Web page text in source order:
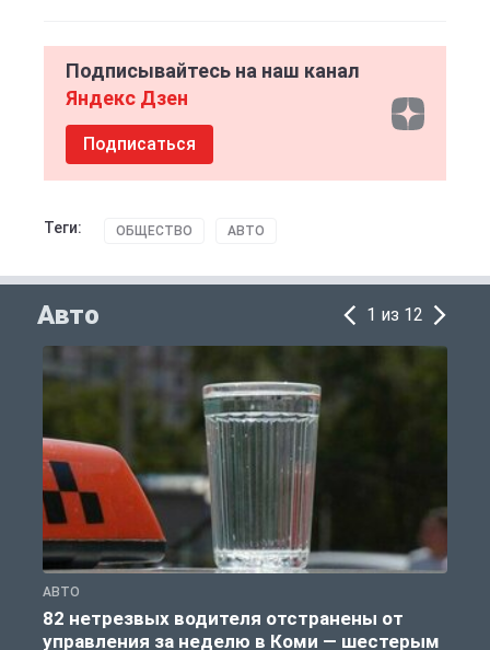
Подписывайтесь на наш канал
Яндекс Дзен
Подписаться
Теги: ОБЩЕСТВО АВТО
Авто 1 из 12
АВТО
82 нетрезвых водителя отстранены от
управления за неделю в Коми — шестерым